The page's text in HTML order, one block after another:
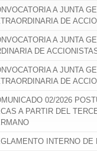
A JUNTA
DE
A JUNTA
DE
A JUNTA
DE
02/2026
A PARTIR DEL
INTERNO DE